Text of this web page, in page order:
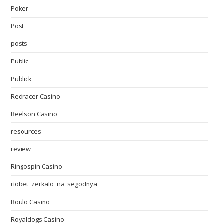
Poker
Post
posts
Public
Publick
Redracer Casino
Reelson Casino
resources
review
Ringospin Casino
riobet_zerkalo_na_segodnya
Roulo Casino
Royaldogs Casino